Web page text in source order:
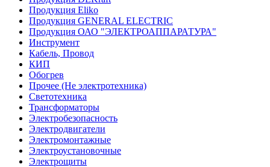
Продукция Eliko
Продукция GENERAL ELECTRIC
Продукция ОАО "ЭЛЕКТРОАППАРАТУРА"
Инструмент
Кабель, Провод
КИП
Обогрев
Прочее (Не электротехника)
Светотехника
Трансформаторы
Электробезопасность
Электродвигатели
Электромонтажные
Электроустановочные
Электрощиты